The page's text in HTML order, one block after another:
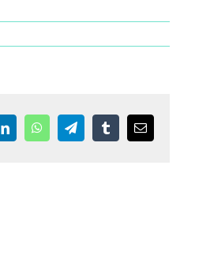
LinkedInWhatsAppTelegramTumblrEmail